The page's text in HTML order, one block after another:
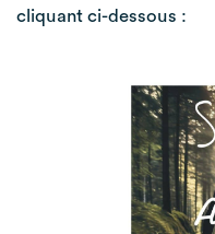
cliquant ci-dessous :